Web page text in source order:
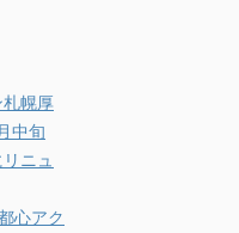
札幌厚
中旬
ニュ
心アク